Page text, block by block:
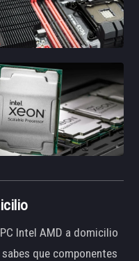
Intel AMD a domicilio
que componentes